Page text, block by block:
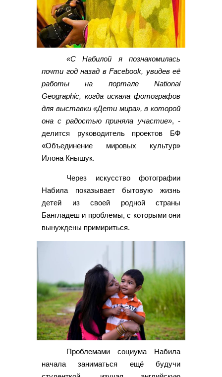
«С Набилой я познакомилась
почти год назад в Facebook, увидев её
работы на портале National
Geographic, когда искала фотографов
для выставки «Дети мира», в которой
она с радостью приняла участие», -
делится руководитель проектов БФ
«Объединение мировых культур»
Илона Кнышук.
Через искусство фотографии
Набила показывает бытовую жизнь
детей из своей родной страны
Бангладеш и проблемы, с которыми они
вынуждены примириться.
Проблемами социума Набила
начала заниматься ещё будучи